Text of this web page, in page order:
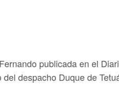
publicada en el
despacho Duque de